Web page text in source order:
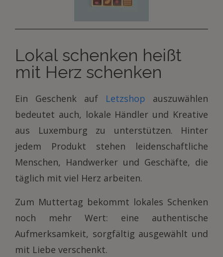
Lokal schenken heißt
mit Herz schenken
Ein Geschenk auf Letzshop auszuwählen
bedeutet auch, lokale Händler und Kreative
aus Luxemburg zu unterstützen. Hinter
jedem Produkt stehen leidenschaftliche
Menschen, Handwerker und Geschäfte, die
täglich mit viel Herz arbeiten.
Zum Muttertag bekommt lokales Schenken
noch mehr Wert: eine authentische
Aufmerksamkeit, sorgfältig ausgewählt und
mit Liebe verschenkt.